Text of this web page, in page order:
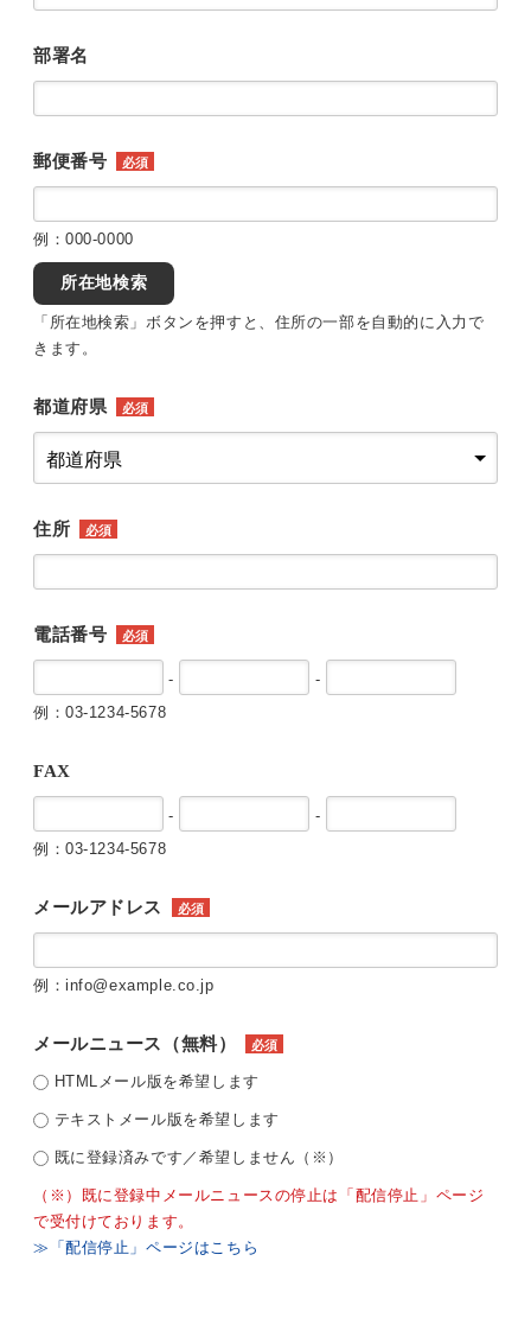
部署名
郵便番号 必須
例：000-0000
所在地検索
「所在地検索」ボタンを押すと、住所の一部を自動的に入力で
きます。
都道府県 必須
住所 必須
電話番号 必須
-
-
例：03-1234-5678
FAX
-
-
例：03-1234-5678
メールアドレス 必須
例：info@example.co.jp
メールニュース（無料） 必須
HTMLメール版を希望します
テキストメール版を希望します
既に登録済みです／希望しません（※）
（※）既に登録中メールニュースの停止は「配信停止」ページ
で受付けております。
≫「配信停止」ページはこちら